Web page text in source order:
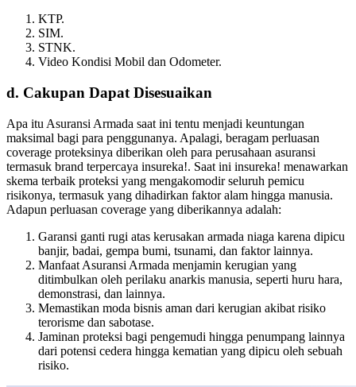
KTP.
SIM.
STNK.
Video Kondisi Mobil dan Odometer.
d. Cakupan Dapat Disesuaikan
Apa itu Asuransi Armada saat ini tentu menjadi keuntungan
maksimal bagi para penggunanya. Apalagi, beragam perluasan
coverage proteksinya diberikan oleh para perusahaan asuransi
termasuk brand terpercaya insureka!. Saat ini insureka! menawarkan
skema terbaik proteksi yang mengakomodir seluruh pemicu
risikonya, termasuk yang dihadirkan faktor alam hingga manusia.
Adapun perluasan coverage yang diberikannya adalah:
Garansi ganti rugi atas kerusakan armada niaga karena dipicu
banjir, badai, gempa bumi, tsunami, dan faktor lainnya.
Manfaat Asuransi Armada menjamin kerugian yang
ditimbulkan oleh perilaku anarkis manusia, seperti huru hara,
demonstrasi, dan lainnya.
Memastikan moda bisnis aman dari kerugian akibat risiko
terorisme dan sabotase.
Jaminan proteksi bagi pengemudi hingga penumpang lainnya
dari potensi cedera hingga kematian yang dipicu oleh sebuah
risiko.